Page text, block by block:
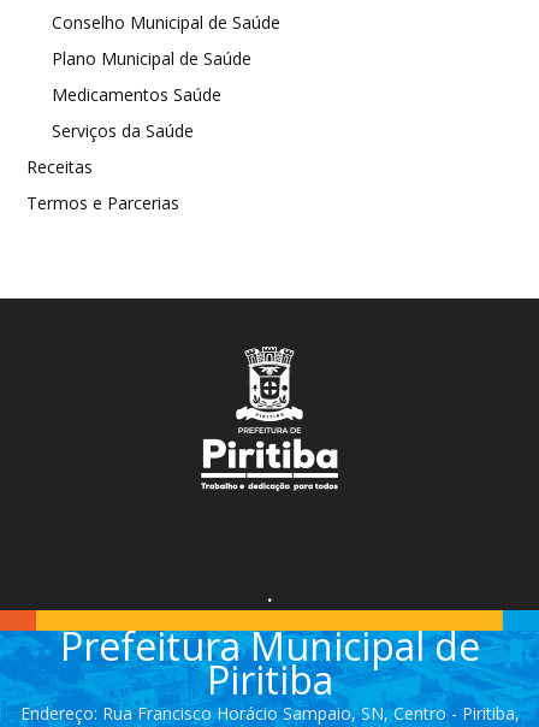
Conselho Municipal de Saúde
Plano Municipal de Saúde
Medicamentos Saúde
Serviços da Saúde
Receitas
Termos e Parcerias
.
Prefeitura Municipal de
Piritiba
Endereço: Rua Francisco Horácio Sampaio, SN, Centro - Piritiba,